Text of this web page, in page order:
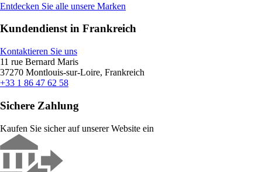
Entdecken Sie alle unsere Marken
Kundendienst in Frankreich
Kontaktieren Sie uns
11 rue Bernard Maris
37270 Montlouis-sur-Loire, Frankreich
+33 1 86 47 62 58
Sichere Zahlung
Kaufen Sie sicher auf unserer Website ein